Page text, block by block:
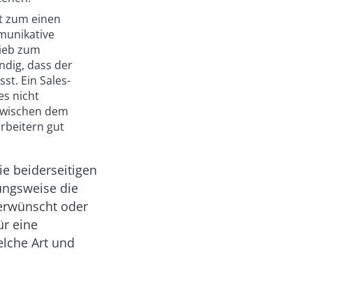
zum einen
zum
dass der
Ein Sales-
nicht
dem
gut
beiderseitigen
die
oder
eine
Art und